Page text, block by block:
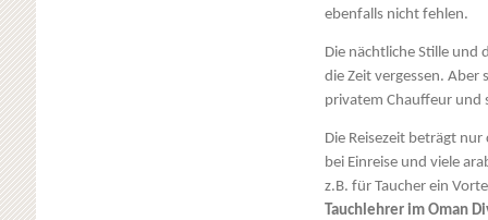
ebenfalls nicht fehlen.
Die nächtliche Stille und
die Zeit vergessen. Aber
privatem Chauffeur und
Die Reisezeit beträgt
bei Einreise und viele
z.B. für Taucher ein
Tauchlehrer im Oman